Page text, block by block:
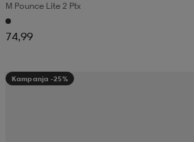
M Pounce Lite 2 Ptx
74,99
Kampanja -25%